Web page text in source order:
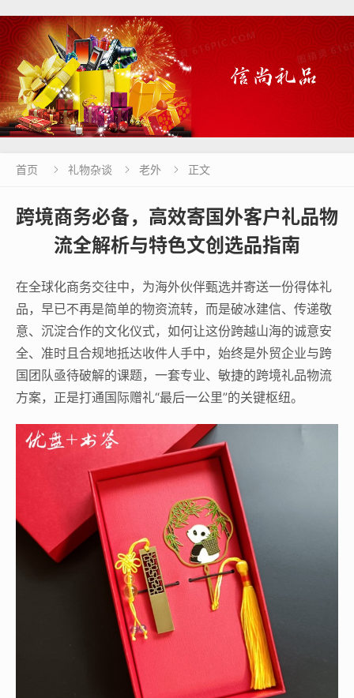
首页  礼物杂谈  老外  正文
跨境商务必备，高效寄国外客户礼品物
流全解析与特色文创选品指南
在全球化商务交往中，为海外伙伴甄选并寄送一份得体礼
品，早已不再是简单的物资流转，而是破冰建信、传递敬
意、沉淀合作的文化仪式，如何让这份跨越山海的诚意安
全、准时且合规地抵达收件人手中，始终是外贸企业与跨
国团队亟待破解的课题，一套专业、敏捷的跨境礼品物流
方案，正是打通国际赠礼“最后一公里”的关键枢纽。